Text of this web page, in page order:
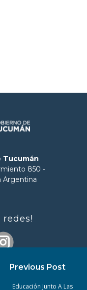
Tucumán
850 -
Argentina
redes!
Previous Post
Educación Junto A Las